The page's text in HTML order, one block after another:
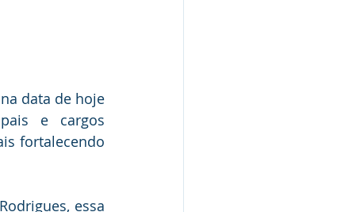
data de hoje
e cargos
fortalecendo
essa